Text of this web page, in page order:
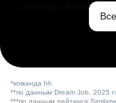
свободы. Мы
по поиску работы в
*команда hh
**по данным Dream Job, 2025
***по данным рейтинга